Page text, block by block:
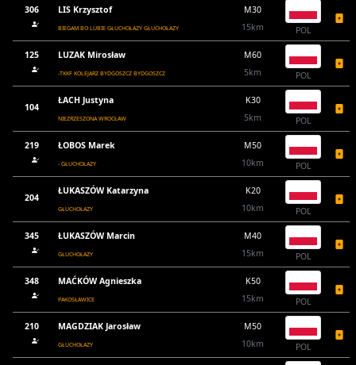
306 LIS Krzysztof
BIEGAM BO LUBIE GŁUCHOŁAZY GŁUCHOŁAZY
M30
15km
POL
125 LUZAK Mirosław
-TKKF KOLEJARZ BYDGOSZCZ BYDGOSZCZ
M60
5km
POL
104
ŁACH Justyna
NIEZRZESZONA WROCŁAW
K30
5km
POL
219 ŁOBOS Marek
- GŁUCHOŁAZY
M50
10km
POL
204
ŁUKASZÓW Katarzyna
GŁUCHOŁAZY
K20
10km
POL
345 ŁUKASZÓW Marcin
GŁUCHOŁAZY
M40
15km
POL
348 MAĆKÓW Agnieszka
PAKOSŁAWICE
K50
15km
POL
210 MAGDZIAK Jarosław
GŁUCHOŁAZY
M50
10km
POL